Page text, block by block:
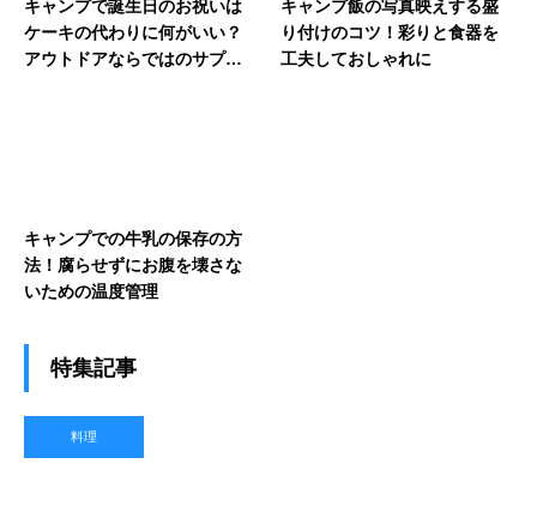
キャンプで誕生日のお祝いは
ケーキの代わりに何がいい？
アウトドアならではのサプラ
キャンプ飯の写真映えする盛
り付けのコツ！彩りと食器を
工夫しておしゃれに
キャンプでの牛乳の保存の方
法！腐らせずにお腹を壊さな
いための温度管理
特集記事
料理